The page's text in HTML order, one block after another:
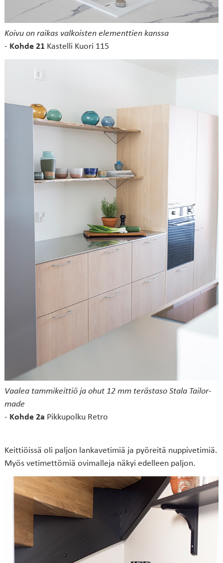
Koivu on raikas valkoisten elementtien kanssa
- Kohde 21 Kastelli Kuori 115
Vaalea tammikeittiö ja ohut 12 mm terästaso Stala Tailor-
made
- Kohde 2a Pikkupolku Retro
Keittiöissä oli paljon lankavetimiä ja pyöreitä nuppivetimiä.
Myös vetimettömiä ovimalleja näkyi edelleen paljon.